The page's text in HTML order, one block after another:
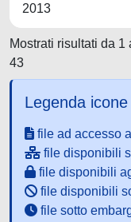
2013
Mostrati risultati da 1
43
Legenda icone
file ad accesso
file disponibili
file disponibili
file disponibili
file sotto